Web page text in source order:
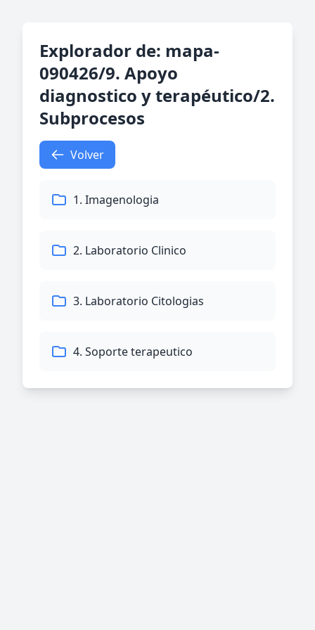
Explorador de: mapa-
090426/9. Apoyo
diagnostico y terapéutico/2.
Subprocesos
Volver
1. Imagenologia
2. Laboratorio Clinico
3. Laboratorio Citologias
4. Soporte terapeutico